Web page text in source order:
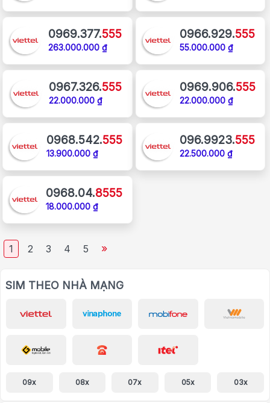
0969.377.555
263.000.000 ₫
0966.929.555
55.000.000 ₫
0967.326.555
22.000.000 ₫
0969.906.555
22.000.000 ₫
0968.542.555
13.900.000 ₫
096.9923.555
22.500.000 ₫
0968.04.8555
18.000.000 ₫
1 2 3 4 5 »
SIM THEO NHÀ MẠNG
09x 08x 07x 05x 03x